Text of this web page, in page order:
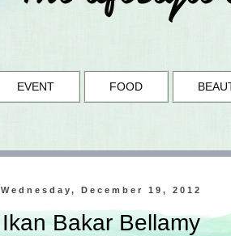
EVENT FOOD
Wednesday, December 19, 2012
Ikan Bakar Bellamy